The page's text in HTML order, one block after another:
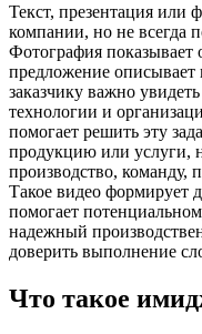
Текст, презентация или
компании, но не всегда
Фотография показывает
предложение
заказчику важно
технологии и
помогает решить эту
продукцию или услуги,
производство, команду,
Такое видео формирует
помогает
надежный
доверить выполнение
Что такое